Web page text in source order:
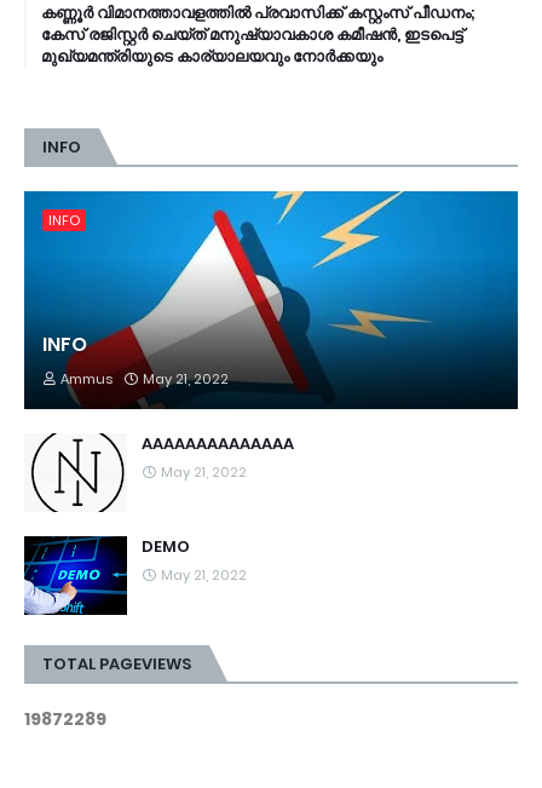
കണ്ണൂര്‍ വിമാനത്താവളത്തില്‍ പ്രവാസിക്ക് കസ്റ്റംസ് പീഡനം;
കേസ് രജിസ്റ്റര്‍ ചെയ്ത് മനുഷ്യാവകാശ കമീഷൻ, ഇടപെട്ട്
മുഖ്യമന്ത്രിയുടെ കാര്യാലയവും നോര്‍ക്കയും
INFO
INFO
INFO
Ammus May 21, 2022
AAAAAAAAAAAAAA
May 21, 2022
DEMO
May 21, 2022
TOTAL PAGEVIEWS
19872289